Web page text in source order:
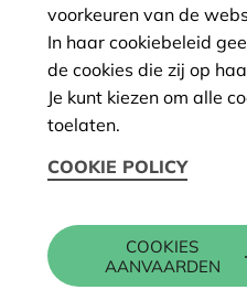
Beslissing:
61, 3650 DILSEN-
voorkeuren van de
In haar cookiebeleid
de cookies die zij op
Je kunt kiezen om alle
toelaten.
COOKIE POLICY
COOKIES
AANVAARDEN